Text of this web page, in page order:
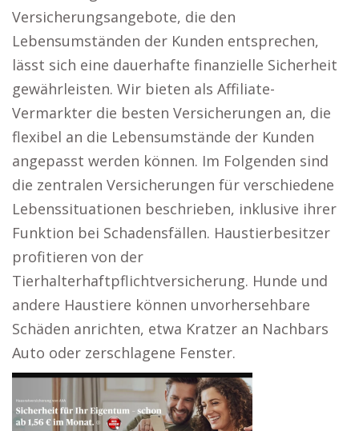
Versicherungsangebote, die den
Lebensumständen der Kunden entsprechen,
lässt sich eine dauerhafte finanzielle Sicherheit
gewährleisten. Wir bieten als Affiliate-
Vermarkter die besten Versicherungen an, die
flexibel an die Lebensumstände der Kunden
angepasst werden können. Im Folgenden sind
die zentralen Versicherungen für verschiedene
Lebenssituationen beschrieben, inklusive ihrer
Funktion bei Schadensfällen. Haustierbesitzer
profitieren von der
Tierhalterhaftpflichtversicherung. Hunde und
andere Haustiere können unvorhersehbare
Schäden anrichten, etwa Kratzer an Nachbars
Auto oder zerschlagene Fenster.